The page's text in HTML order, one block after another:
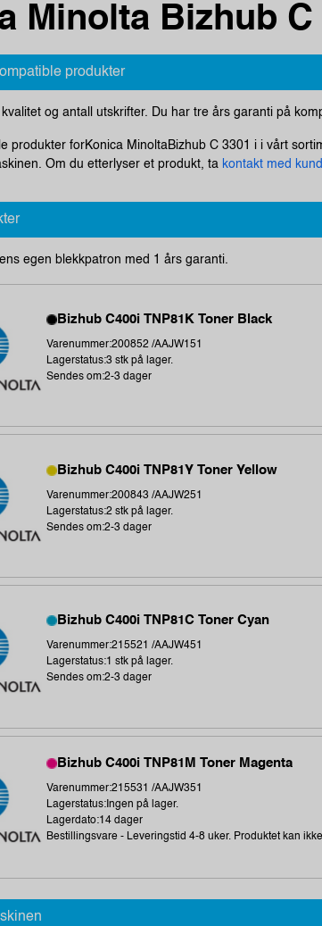
Minolta Bizhub C
produkter
og antall utskrifter. Du har tre års garanti på
produkter forKonica MinoltaBizhub C 3301 i i vårt
Om du etterlyser et produkt, ta kontakt med
egen blekkpatron med 1 års garanti.
Bizhub C400i TNP81K Toner Black
Varenummer:200852 /AAJW151
Lagerstatus:3 stk på lager.
Sendes om:2-3 dager
Bizhub C400i TNP81Y Toner Yellow
Varenummer:200843 /AAJW251
Lagerstatus:2 stk på lager.
Sendes om:2-3 dager
Bizhub C400i TNP81C Toner Cyan
Varenummer:215521 /AAJW451
Lagerstatus:1 stk på lager.
Sendes om:2-3 dager
Bizhub C400i TNP81M Toner Magenta
Varenummer:215531 /AAJW351
Lagerstatus:Ingen på lager.
Lagerdato:14 dager
Bestillingsvare - Leveringstid 4-8 uker. Produktet kan